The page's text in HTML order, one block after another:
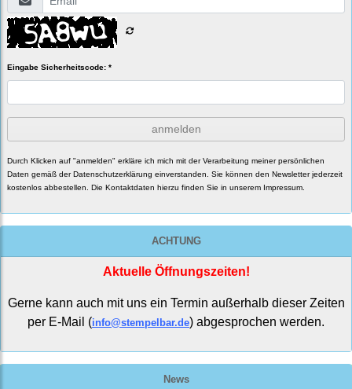
Eingabe Sicherheitscode: *
anmelden
Durch Klicken auf "anmelden" erkläre ich mich mit der Verarbeitung meiner persönlichen
Daten gemäß derDatenschutzerklärung einverstanden. Sie können den Newsletter jederzeit
kostenlos abbestellen. Die Kontaktdaten hierzu finden Sie in unserem Impressum.
ACHTUNG
Aktuelle Öffnungszeiten!
Gerne kann auch mit uns ein Termin außerhalb dieser Zeiten
per E-Mail (info@stempelbar.de) abgesprochen werden.
News